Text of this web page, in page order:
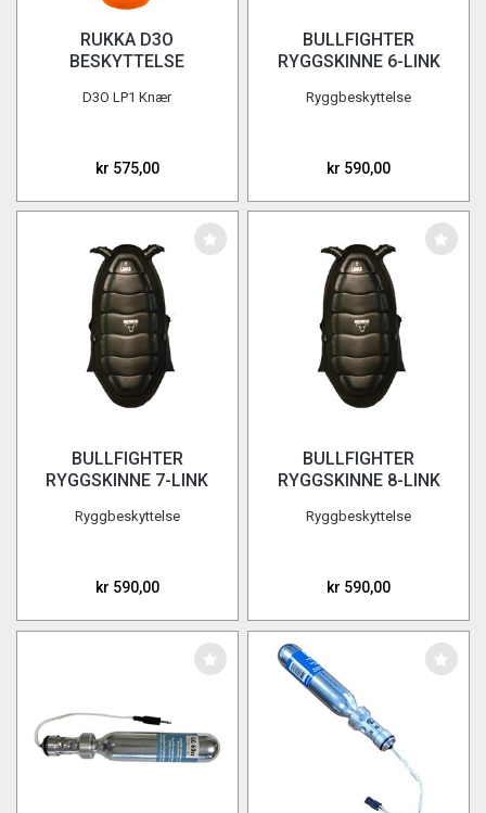
RUKKA D3O
BESKYTTELSE
D3O LP1 Knær
kr 575,00
BULLFIGHTER
RYGGSKINNE 6-LINK
Ryggbeskyttelse
kr 590,00
BULLFIGHTER
RYGGSKINNE 7-LINK
Ryggbeskyttelse
kr 590,00
BULLFIGHTER
RYGGSKINNE 8-LINK
Ryggbeskyttelse
kr 590,00